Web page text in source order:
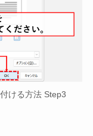
ける方法 Step3